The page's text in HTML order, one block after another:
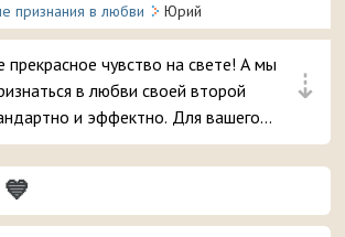
признания в любви Юрий
⇣
чувство на свете! А мы
в любви своей второй
и эффектно. Для вашего
записали множество красивых
признаний, стихов, а также
от Путина (хит!). Выберите
открытку и уже через пару